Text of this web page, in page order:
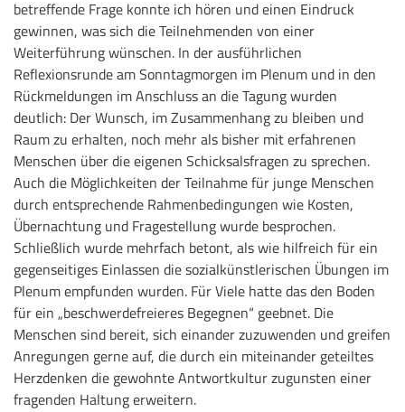
betreffende Frage konnte ich hören und einen Eindruck
gewinnen, was sich die Teilnehmenden von einer
Weiterführung wünschen. In der ausführlichen
Reflexionsrunde am Sonntagmorgen im Plenum und in den
Rückmeldungen im Anschluss an die Tagung wurden
deutlich: Der Wunsch, im Zusammenhang zu bleiben und
Raum zu erhalten, noch mehr als bisher mit erfahrenen
Menschen über die eigenen Schicksalsfragen zu sprechen.
Auch die Möglichkeiten der Teilnahme für junge Menschen
durch entsprechende Rahmenbedingungen wie Kosten,
Übernachtung und Fragestellung wurde besprochen.
Schließlich wurde mehrfach betont, als wie hilfreich für ein
gegenseitiges Einlassen die sozialkünstlerischen Übungen im
Plenum empfunden wurden. Für Viele hatte das den Boden
für ein „beschwerdefreieres Begegnen“ geebnet. Die
Menschen sind bereit, sich einander zuzuwenden und greifen
Anregungen gerne auf, die durch ein miteinander geteiltes
Herzdenken die gewohnte Antwortkultur zugunsten einer
fragenden Haltung erweitern.